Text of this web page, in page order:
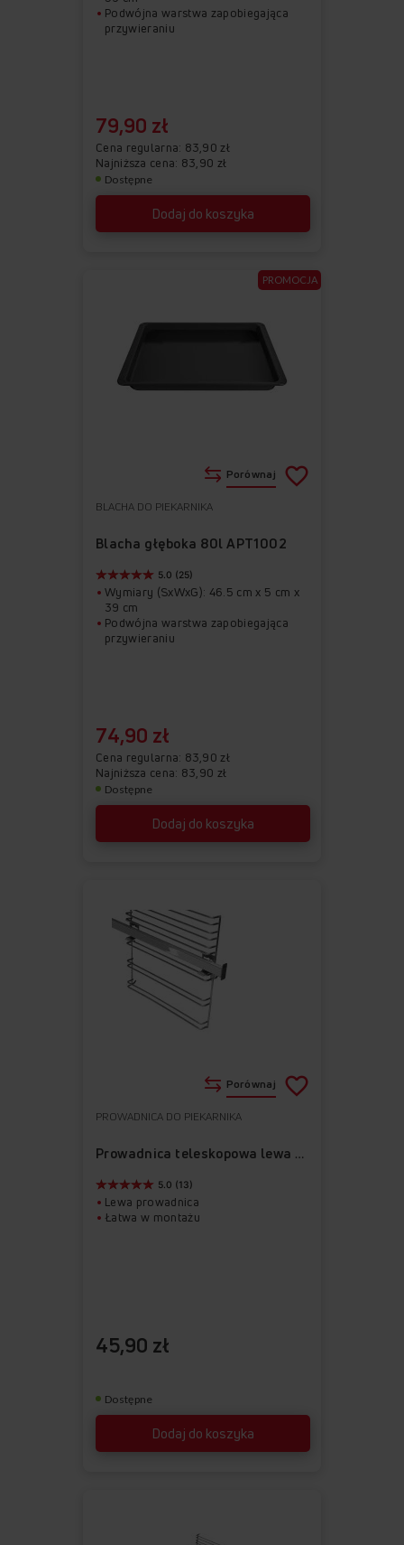
Dodaj do koszyka
Podwójna warstwa zapobiegająca
przywieraniu
79,90 zł
Cena regularna 83,90 zł
Najniższa cena: 83,90 zł
Dostępne
BLACHA DO PIEKARNIKA
Blacha głęboka 80l APT1002
Dodaj do koszyka
5.0 (25)
Wymiary (SxWxG): 46.5 cm x 5 cm x
39 cm
Podwójna warstwa zapobiegająca
przywieraniu
74,90 zł
Cena regularna 83,90 zł
Najniższa cena: 83,90 zł
Dostępne
Porównaj
PROMOCJA
PROWADNICA DO PIEKARNIKA
Prowadnica teleskopowa lewa APG1003
Dodaj do koszyka
5.0 (13)
Lewa prowadnica
Łatwa w montażu
45,90 zł
Dostępne
Porównaj